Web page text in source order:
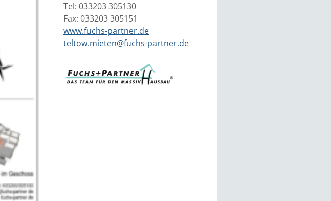
Tel: 033203 305130
Fax: 033203 305151
www.fuchs-partner.de
teltow.mieten@fuchs-partner.de